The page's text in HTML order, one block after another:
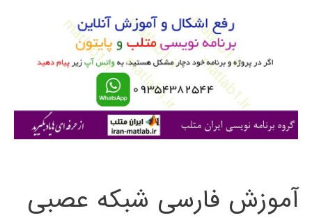
ی
آموزش فارسی شبکه عصبی